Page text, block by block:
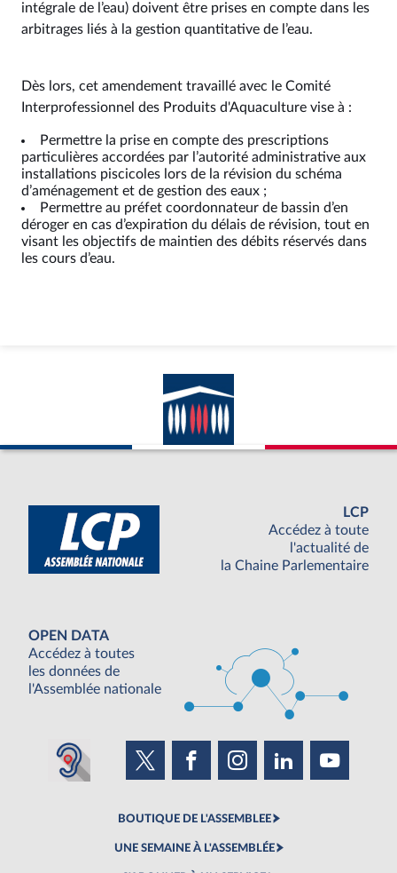
intégrale de l’eau) doivent être prises en compte dans les
arbitrages liés à la gestion quantitative de l’eau.
Dès lors, cet amendement travaillé avec le Comité
Interprofessionnel des Produits d'Aquaculture vise à :
Permettre la prise en compte des prescriptions
particulières accordées par l’autorité administrative aux
installations piscicoles lors de la révision du schéma
d’aménagement et de gestion des eaux ;
Permettre au préfet coordonnateur de bassin d’en
déroger en cas d’expiration du délais de révision, tout en
visant les objectifs de maintien des débits réservés dans
les cours d’eau.
LCP
Accédez à toute
l'actualité de
la Chaine Parlementaire
OPEN DATA
Accédez à toutes
les données de
l'Assemblée nationale
BOUTIQUE DE L'ASSEMBLEE
UNE SEMAINE À L'ASSEMBLÉE